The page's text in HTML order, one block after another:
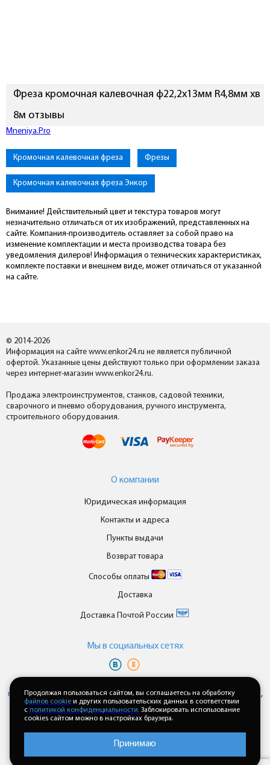
Фреза кромочная калевочная ф22,2х13мм R4,8мм хв
8м отзывы
Mneniya.Pro
Кромочная калевочная фреза Фрезы
Кромочная калевочная фреза Энкор
Внимание! Действительный цвет и текстура товаров могут
незначительно отличаться от их изображений, представленных на
сайте. Компания-производитель оставляет за собой право на
изменение комплектации и места производства товара без
уведомления дилеров! Информация о технических характеристиках,
комплекте поставки и внешнем виде, может отличаться от указанной
на сайте.
© 2014-2026
Информация на сайте www.enkor24.ru не является публичной
офертой. Указанные цены действуют только при оформлении заказа
через интернет-магазин www.enkor24.ru.
Продажа электроинструментов, станков, садовой техники,
сварочного и пневмо оборудования, ручного инструмента,
строительного оборудования.
О компании
Юридическая информация
Контакты и адреса
Пункты выдачи
Возврат товара
Способы оплаты
Доставка
Доставка Почтой России
Мы в cоциальных сетях
персональных данныхипользовательского соглашениякаждый раз,
когда оставляете свои данные в любой форме обратной связи на
сайте enkor24.ru
Продолжая пользоваться сайтом, вы соглашаетесь на обработку
файлов cookie и других пользовательских данных в соответствии
с политикой конфиденциальности. Заблокировать использование
cookies сайтом можно в настройках браузера.
Принимаю